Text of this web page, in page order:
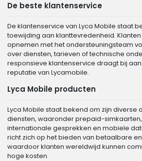
De beste klantenservice
De klantenservice van Lyca Mobile staat
toewijding aan klanttevredenheid.
opnemen met het ondersteuningsteam
over diensten, tarieven of technische
responsieve klantenservice draagt bij
reputatie van Lycamobile.
Lyca Mobile producten
Lyca Mobile staat bekend om zijn diverse
diensten, waaronder prepaid-
internationale gesprekken en mobiele
richt zich op het bieden van betaalbare
waardoor klanten wereldwijd kunnen
hoge kosten.